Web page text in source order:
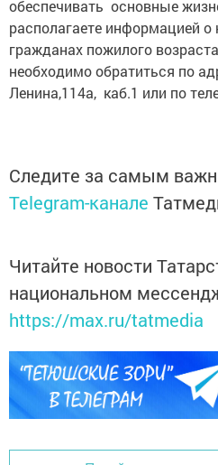
обеспечивать основные
располагаете информацией
гражданах пожилого
необходимо обратиться по
Ленина,114а, каб.1 или
Следите за самым
Telegram-канале
Читайте новости
национальном
https://max.ru/tatmedia